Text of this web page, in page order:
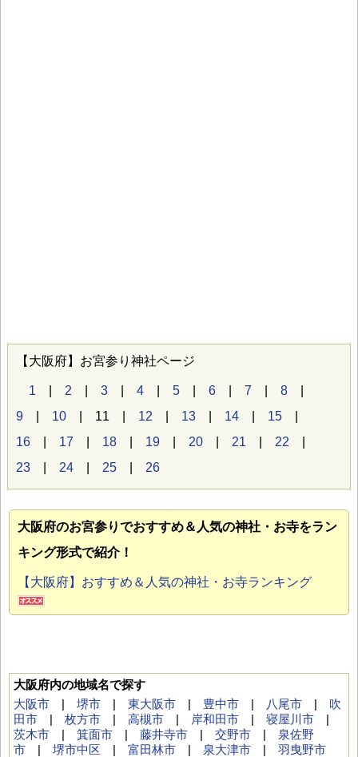
【大阪府】お宮参り神社ページ
1 2 3 4 5 6 7 8
9
10 | 11 | 12 13 14 15
16
17 18 19 20 21 22
23
24 25 26
大阪府のお宮参りでおすすめ＆人気の神社・お寺をラン
キング形式で紹介！
【大阪府】おすすめ＆人気の神社・お寺ランキング
大阪府内の地域名で探す
大阪市 | 堺市 | 東大阪市 | 豊中市 | 八尾市 | 吹
田市 | 枚方市 | 高槻市 | 岸和田市 | 寝屋川市 |
茨木市 | 箕面市 | 藤井寺市 | 交野市 | 泉佐野
市 | 堺市中区 | 富田林市 | 泉大津市 | 羽曳野市